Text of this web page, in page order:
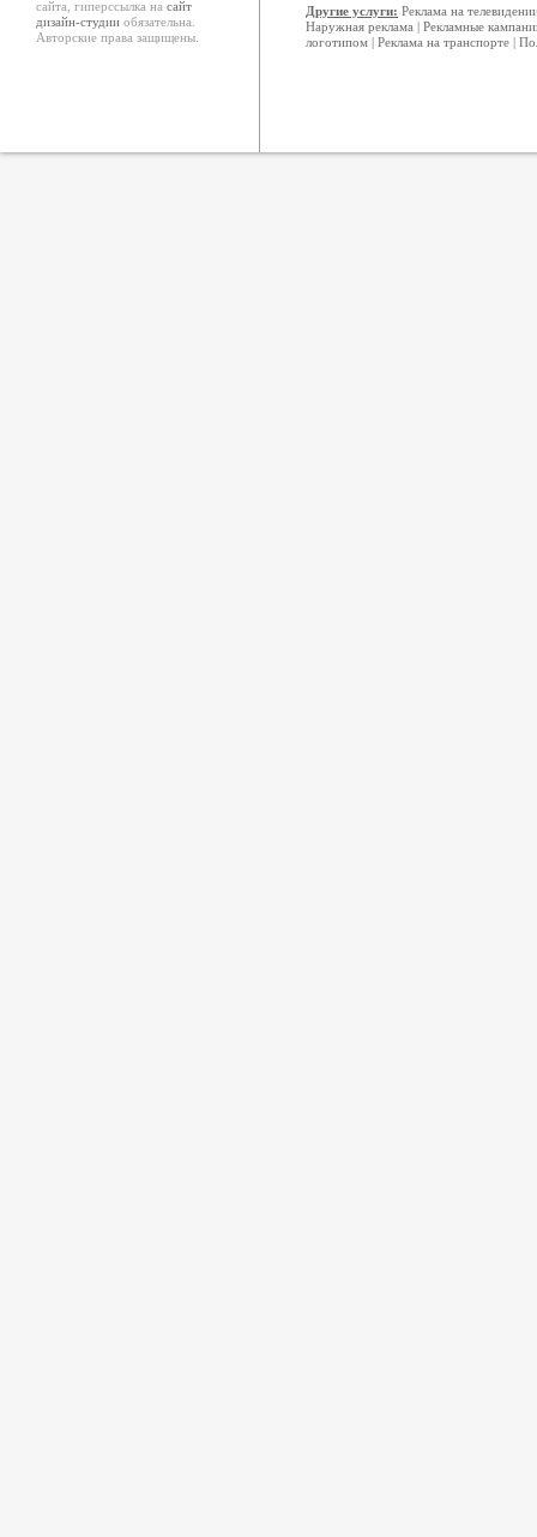
сайта, гиперссылка на сайт
дизайн-студии обязательна.
Авторские права защищены.
Другие услуги: Реклама на
Наружная реклама | Рекламные
логотипом | Реклама на транспорте |